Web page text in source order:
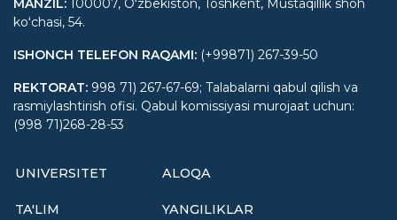
MANZIL: 100007, Oʻzbekiston, Toshkent, Mustaqillik shoh
koʻchasi, 54.
ISHONCH TELEFON RAQAMI: (+99871) 267-39-50
REKTORAT: 998 71) 267-67-69; Talabalarni qabul qilish va
rasmiylashtirish ofisi. Qabul komissiyasi murojaat uchun:
(998 71)268-28-53
UNIVERSITET
TA'LIM
ALOQA
YANGILIKLAR